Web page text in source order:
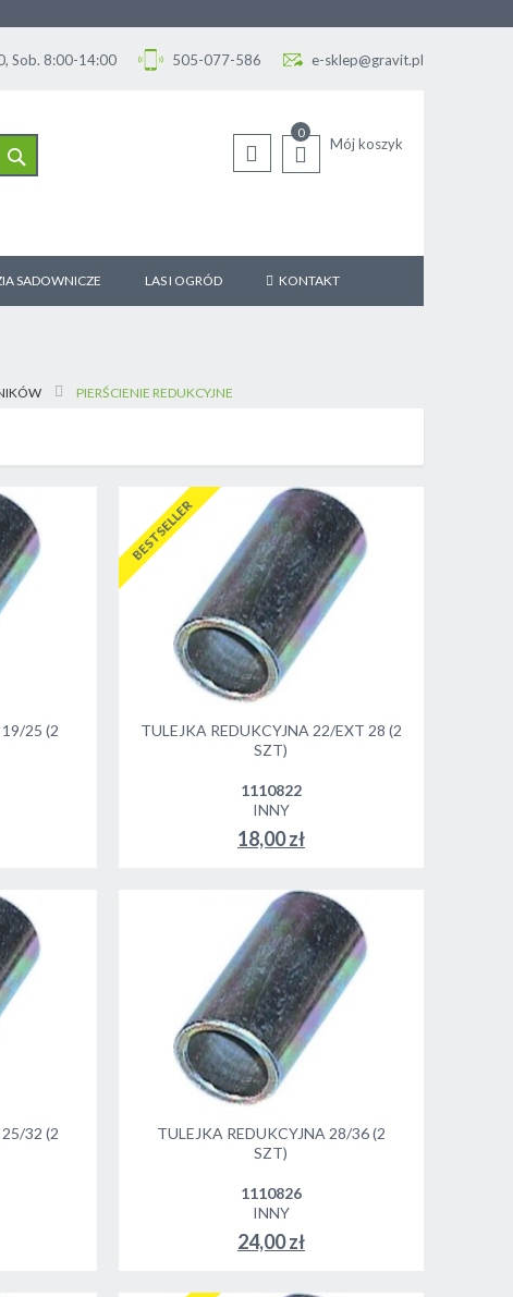
Sob. 8:00-14:00 505-077-586 e-sklep@gravit.pl
Mój koszyk
0
SADOWNICZE LAS I OGRÓD KONTAKT
PIERŚCIENIE REDUKCYJNE
25 (2
BESTSELLER
TULEJKA REDUKCYJNA 22/EXT 28 (2
SZT)
1110822
INNY
18,00 zł
32 (2
TULEJKA REDUKCYJNA 28/36 (2
SZT)
1110826
INNY
24,00 zł